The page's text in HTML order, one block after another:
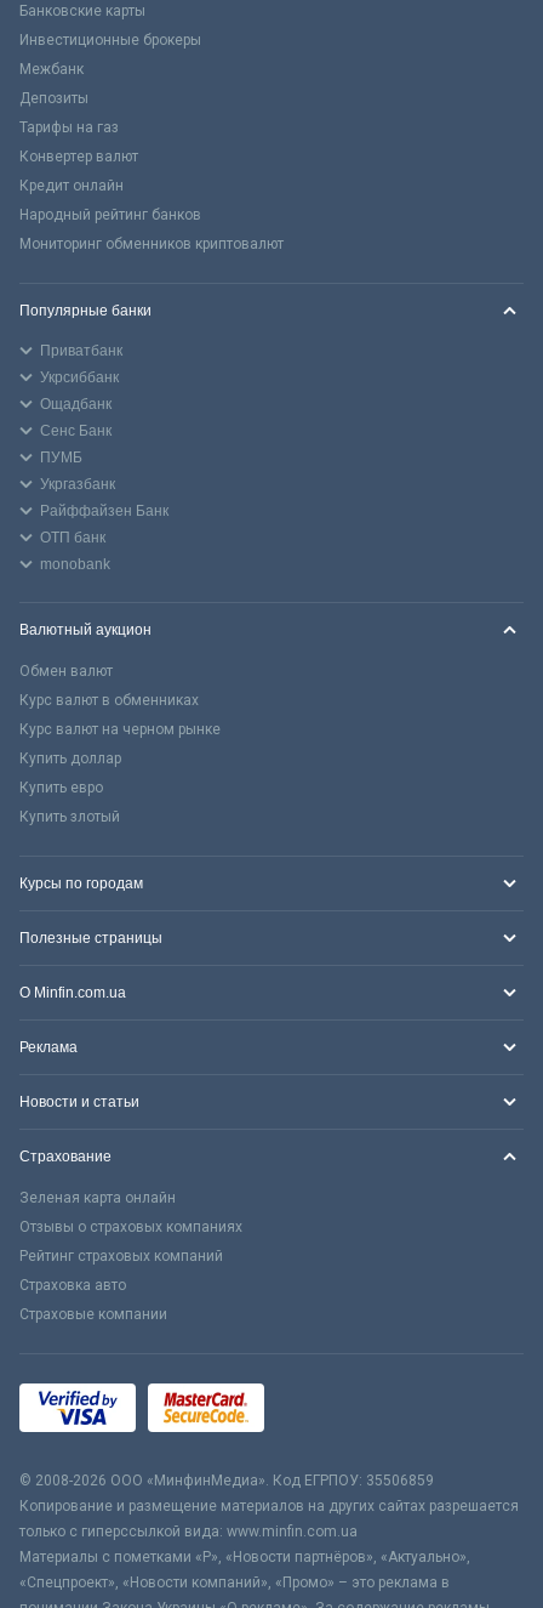
Банковские карты
Инвестиционные брокеры
Межбанк
Депозиты
Тарифы на газ
Конвертер валют
Кредит онлайн
Народный рейтинг банков
Мониторинг обменников криптовалют
Популярные банки
Приватбанк
Укрсиббанк
Ощадбанк
Сенс Банк
ПУМБ
Укргазбанк
Райффайзен Банк
ОТП банк
monobank
Валютный аукцион
Обмен валют
Курс валют в обменниках
Курс валют на черном рынке
Купить доллар
Купить евро
Купить злотый
Курсы по городам
Полезные страницы
О Minfin.com.ua
Реклама
Новости и статьи
Страхование
Зеленая карта онлайн
Отзывы о страховых компаниях
Рейтинг страховых компаний
Страховка авто
Страховые компании
© 2008-2026 ООО «МинфинМедиа». Код ЕГРПОУ: 35506859
Копирование и размещение материалов на других сайтах разрешается
только с гиперссылкой вида: www.minfin.com.ua
Материалы с пометками «Р», «Новости партнёров», «Актуально»,
«Спецпроект», «Новости компаний», «Промо» – это реклама в